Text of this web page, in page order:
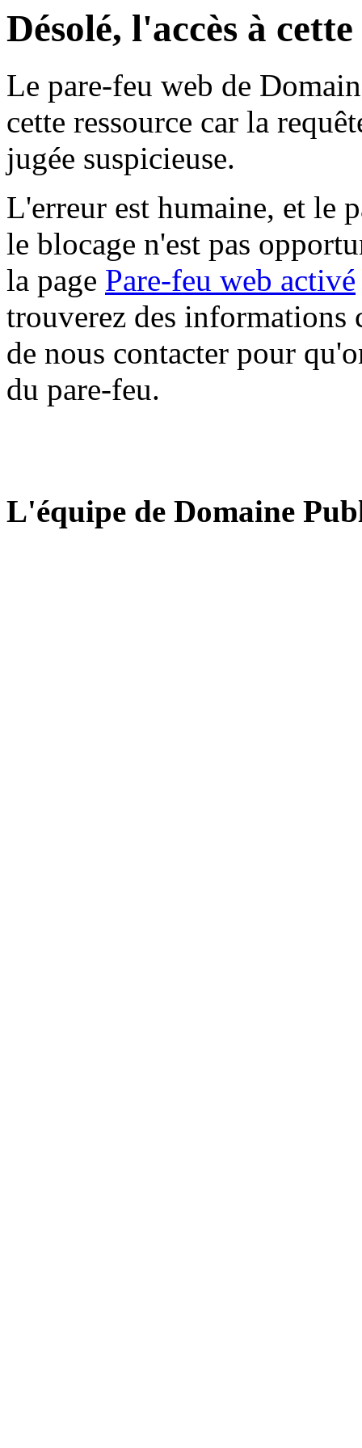
Désolé, l'accès à
Le pare-feu web de
cette ressource car la
jugée suspicieuse.
L'erreur est humaine, et le
le blocage n'est pas
la page Pare-feu web activé
trouverez des informations
de nous contacter pour
du pare-feu.
L'équipe de Domaine